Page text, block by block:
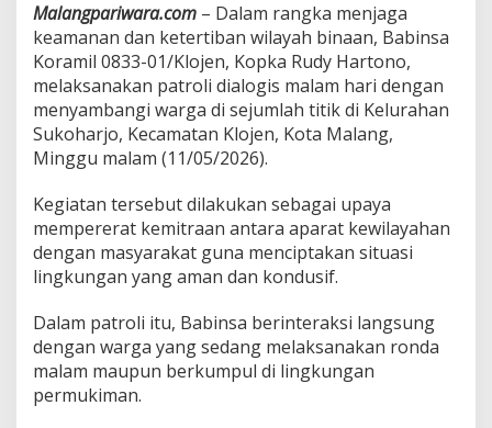
g
i
s
P
e
r
k
u
t
K
e
m
i
r
a
a
Malangpariwara.com – Dalam rangka menjaga
keamanan dan ketertiban wilayah binaan, Babinsa
Koramil 0833-01/Klojen, Kopka Rudy Hartono,
melaksanakan patroli dialogis malam hari dengan
menyambangi warga di sejumlah titik di Kelurahan
Sukoharjo, Kecamatan Klojen, Kota Malang,
Minggu malam (11/05/2026).
Kegiatan tersebut dilakukan sebagai upaya
mempererat kemitraan antara aparat kewilayahan
dengan masyarakat guna menciptakan situasi
lingkungan yang aman dan kondusif.
Dalam patroli itu, Babinsa berinteraksi langsung
dengan warga yang sedang melaksanakan ronda
malam maupun berkumpul di lingkungan
permukiman.